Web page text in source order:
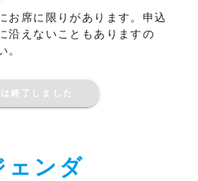
お席に限りがあります。申込
沿えないこともありますの
。
終了しました
ェンダ